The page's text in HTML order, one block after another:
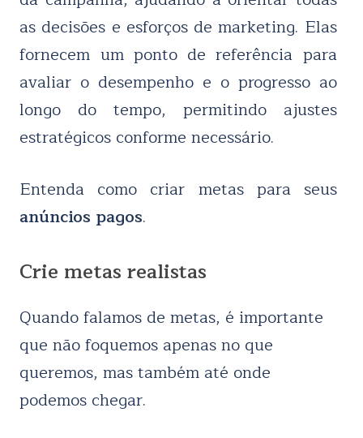
as decisões e esforços de marketing. Elas
fornecem um ponto de referência para
avaliar o desempenho e o progresso ao
longo do tempo, permitindo ajustes
estratégicos conforme necessário.
Entenda como criar metas para seus
anúncios pagos.
Crie metas realistas
Quando falamos de metas, é importante
que não foquemos apenas no que
queremos, mas também até onde
podemos chegar.